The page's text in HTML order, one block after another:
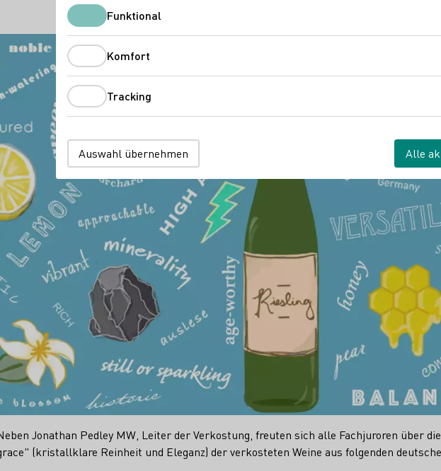
Jonathan Pedley MW, Leiter der Verkostung, freuten sich alle Fachjuroren über
(kristallklare Reinheit und Eleganz) der verkosteten Weine aus folgenden
FunktionalFunktional
Komfort
Tracking
Auswahl übernehmen Alle